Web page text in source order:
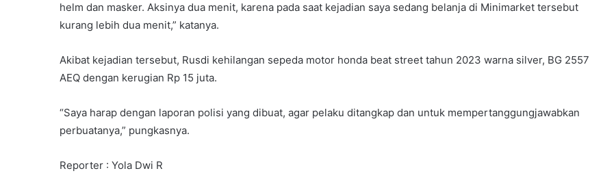
helm dan masker. Aksinya dua menit, karena pada saat kejadian saya sedang belanja di Minimarket tersebut
kurang lebih dua menit,” katanya.
Akibat kejadian tersebut, Rusdi kehilangan sepeda motor honda beat street tahun 2023 warna silver, BG 2557
AEQ dengan kerugian Rp 15 juta.
“Saya harap dengan laporan polisi yang dibuat, agar pelaku ditangkap dan untuk mempertanggungjawabkan
perbuatanya,” pungkasnya.
Reporter : Yola Dwi R